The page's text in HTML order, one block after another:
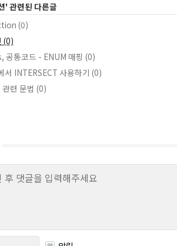
' 관련된 다른글
(0)
(0)
공통코드 - ENUM 매핑 (0)
서 INTERSECT 사용하기 (0)
련 문법 (0)